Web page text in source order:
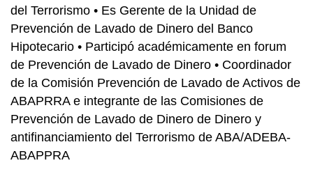
del Terrorismo • Es Gerente de la Unidad de
Prevención de Lavado de Dinero del Banco
Hipotecario • Participó académicamente en forum
de Prevención de Lavado de Dinero • Coordinador
de la Comisión Prevención de Lavado de Activos de
ABAPRRA e integrante de las Comisiones de
Prevención de Lavado de Dinero de Dinero y
antifinanciamiento del Terrorismo de ABA/ADEBA-
ABAPPRA